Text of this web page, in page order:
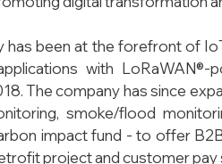
has been at the forefront of
with
The company has since
smoke/flood
impact fund - to offer
project and customer